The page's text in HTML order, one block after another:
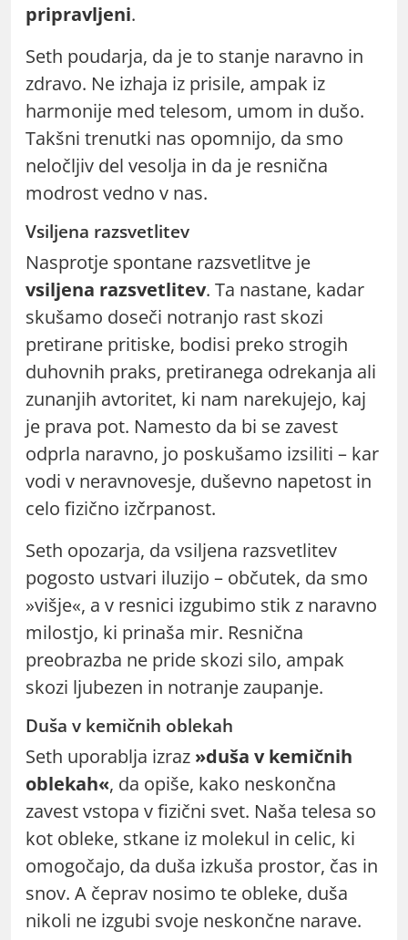
pripravljeni.
Seth poudarja, da je to stanje naravno in
zdravo. Ne izhaja iz prisile, ampak iz
harmonije med telesom, umom in dušo.
Takšni trenutki nas opomnijo, da smo
neločljiv del vesolja in da je resnična
modrost vedno v nas.
Vsiljena razsvetlitev
Nasprotje spontane razsvetlitve je
vsiljena razsvetlitev. Ta nastane, kadar
skušamo doseči notranjo rast skozi
pretirane pritiske, bodisi preko strogih
duhovnih praks, pretiranega odrekanja ali
zunanjih avtoritet, ki nam narekujejo, kaj
je prava pot. Namesto da bi se zavest
odprla naravno, jo poskušamo izsiliti – kar
vodi v neravnovesje, duševno napetost in
celo fizično izčrpanost.
Seth opozarja, da vsiljena razsvetlitev
pogosto ustvari iluzijo – občutek, da smo
»višje«, a v resnici izgubimo stik z naravno
milostjo, ki prinaša mir. Resnična
preobrazba ne pride skozi silo, ampak
skozi ljubezen in notranje zaupanje.
Duša v kemičnih oblekah
Seth uporablja izraz »duša v kemičnih
oblekah«, da opiše, kako neskončna
zavest vstopa v fizični svet. Naša telesa so
kot obleke, stkane iz molekul in celic, ki
omogočajo, da duša izkuša prostor, čas in
snov. A čeprav nosimo te obleke, duša
nikoli ne izgubi svoje neskončne narave.